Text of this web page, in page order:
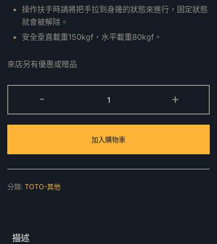
操作扶手時請將把手拉到身邊的狀態來進行，固定狀態
就會被解除。
安全垂直載重150kgf，水平載重80kgf。
來店另有優惠或贈品
-
馬
桶
可
動
式
+
加入購物車
分類: TOTO-其他
描述